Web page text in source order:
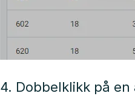
4. Dobbelklikk på